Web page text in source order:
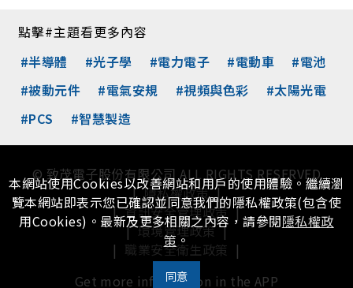
點擊#主題看更多內容
#半導體
#光子學 #電力電子 #電動車
#電池
#被動元件
#電氣安規 #視頻與色彩
#太陽光電
#PCS
#智慧製造
© 致茂電子股份有限公司 ALL RIGHTS RESERVED
| 隱私權政策 |
| 資訊安全管理政策 |
| 環境管理政策 |
| 職業安全衛生政策 |
Get more information in the APP
本網站使用Cookies以改善網站和用戶的使用體驗。繼續瀏
覽本網站即表示您已確認並同意我們的隱私權政策(包含使
用Cookies)。最新及更多相關之內容，請參閱隱私權政
策。
同意